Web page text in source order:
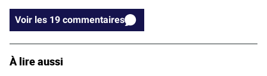
Voir les 19 commentaires
À lire aussi